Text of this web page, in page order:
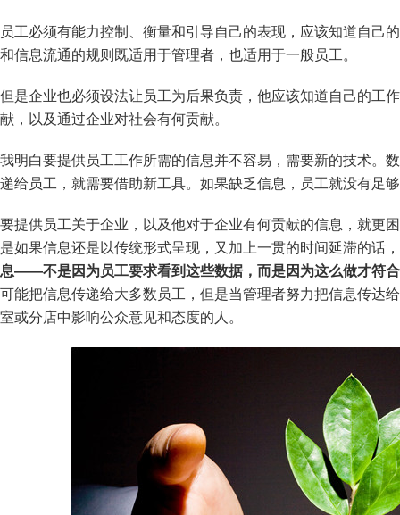
员工必须有能力控制、衡量和引导自己的表现，应该知道自己
和信息流通的规则既适用于管理者，也适用于一般员工。
但是企业也必须设法让员工为后果负责，他应该知道自己的工
献，以及通过企业对社会有何贡献。
我明白要提供员工工作所需的信息并不容易，需要新的技术。
递给员工，就需要借助新工具。如果缺乏信息，员工就没有足
要提供员工关于企业，以及他对于企业有何贡献的信息，就更
是如果信息还是以传统形式呈现，又加上一贯的时间延滞的话
息——不是因为员工要求看到这些数据，而是因为这么做才符
可能把信息传递给大多数员工，但是当管理者努力把信息传达
室或分店中影响公众意见和态度的人。